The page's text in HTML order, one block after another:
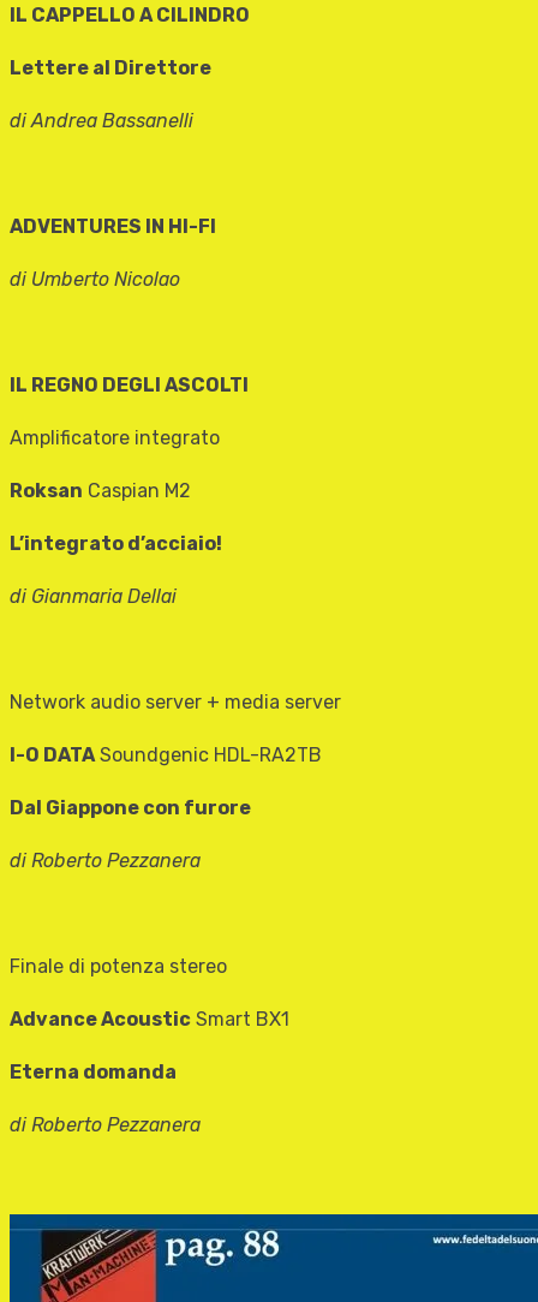
IL CAPPELLO A CILINDRO
Lettere al Direttore
di Andrea Bassanelli
ADVENTURES IN HI-FI
di Umberto Nicolao
IL REGNO DEGLI ASCOLTI
Amplificatore integrato
Roksan Caspian M2
L’integrato d’acciaio!
di Gianmaria Dellai
Network audio server + media server
I-O DATASoundgenic HDL-RA2TB
Dal Giappone con furore
di Roberto Pezzanera
Finale di potenza stereo
Advance Acoustic Smart BX1
Eterna domanda
di Roberto Pezzanera